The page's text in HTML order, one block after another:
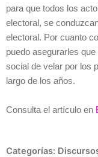
para que todos los
electoral, se
electoral. Por cuanto
puedo asegurarles
social de velar por los
largo de los años.
Consulta el artículo en
Categorías: